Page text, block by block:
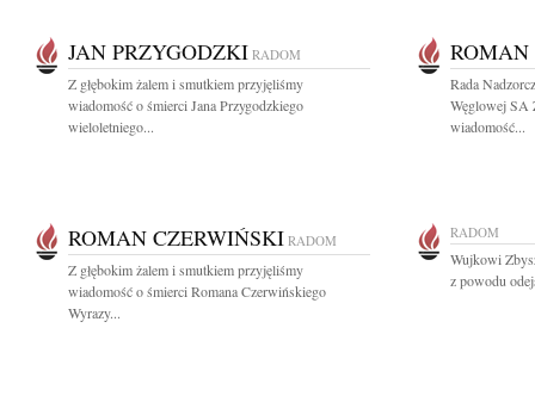
JAN PRZYGODZKI RADOM
Z głębokim żalem i smutkiem przyjęliśmy
wiadomość o śmierci Jana Przygodzkiego
wieloletniego...
ROMAN
Rada
Węglowej SA
wiadomość...
ROMAN CZERWIŃSKI RADOM
Z głębokim żalem i smutkiem przyjęliśmy
wiadomość o śmierci Romana Czerwińskiego
Wyrazy...
RADOM
Wujkowi
z powodu